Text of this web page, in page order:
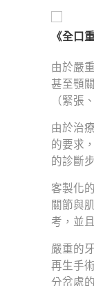
《全口
由於嚴
甚至顎
（緊張
由於治
的要求
的診斷
客製化
關節與
考，並
嚴重的
再生手
分岔處